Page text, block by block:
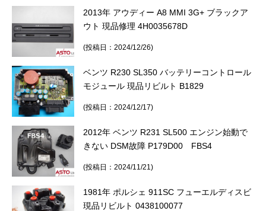
2013年 アウディー A8 MMI 3G+ ブラックア
ウト 現品修理 4H0035678D
(投稿日：2024/12/26)
ベンツ R230 SL350 バッテリーコントロール
モジュール 現品リビルト B1829
(投稿日：2024/12/17)
2012年 ベンツ R231 SL500 エンジン始動で
きない DSM故障 P179D00 FBS4
(投稿日：2024/11/21)
1981年 ポルシェ 911SC フューエルディスビ
現品リビルト 0438100077